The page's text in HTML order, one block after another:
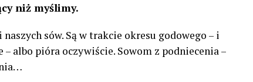
niż myślimy.
sów. Są w trakcie okresu godowego – i
– albo pióra oczywiście. Sowom z podniecenia –